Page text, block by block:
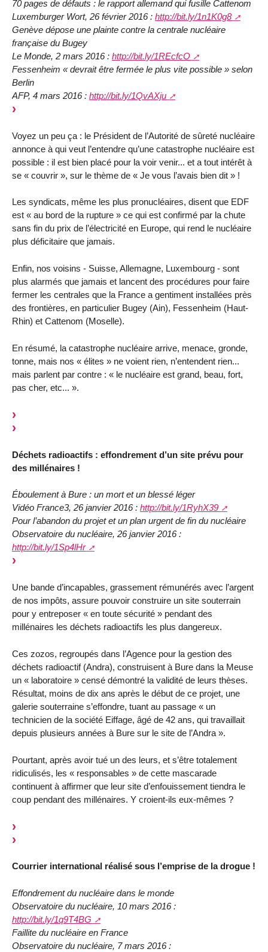
70 pages de défauts : le rapport allemand qui fusille Cattenom
Luxemburger Wort, 26 février 2016 : http://bit.ly/1n1K0g8
Genève dépose une plainte contre la centrale nucléaire
française du Bugey
Le Monde, 2 mars 2016 : http://bit.ly/1REcfcO
Fessenheim « devrait être fermée le plus vite possible » selon
Berlin
AFP, 4 mars 2016 : http://bit.ly/1QvAXju
Voyez un peu ça : le Président de l’Autorité de sûreté nucléaire
annonce à qui veut l’entendre qu’une catastrophe nucléaire est
possible : il est bien placé pour la voir venir... et a tout intérêt à
se « couvrir », sur le thème de « Je vous l’avais bien dit » !
Les syndicats, même les plus pronucléaires, disent que EDF
est « au bord de la rupture » ce qui est confirmé par la chute
sans fin du prix de l’électricité en Europe, qui rend le nucléaire
plus déficitaire que jamais.
Enfin, nos voisins - Suisse, Allemagne, Luxembourg - sont
plus alarmés que jamais et lancent des procédures pour faire
fermer les centrales que la France a gentiment installées près
des frontières, en particulier Bugey (Ain), Fessenheim (Haut-
Rhin) et Cattenom (Moselle).
En résumé, la catastrophe nucléaire arrive, menace, gronde,
tonne, mais nos « élites » ne voient rien, n’entendent rien...
mais parlent par contre : « le nucléaire est grand, beau, fort,
pas cher, etc... ».
Déchets radioactifs : effondrement d’un site prévu pour
des millénaires !
Éboulement à Bure : un mort et un blessé léger
Vidéo France3, 26 janvier 2016 : http://bit.ly/1RyhX39
Pour l’abandon du projet et un plan urgent de fin du nucléaire
Observatoire du nucléaire, 26 janvier 2016 :
http://bit.ly/1Sp4lHr
Une bande d’incapables, grassement rémunérés avec l’argent
de nos impôts, assure pouvoir construire un site souterrain
pour y entreposer « en toute sécurité » pendant des
millénaires les déchets radioactifs les plus dangereux.
Ces zozos, regroupés dans l’Agence pour la gestion des
déchets radioactif (Andra), construisent à Bure dans la Meuse
un « laboratoire » censé démontré la validité de leurs thèses.
Résultat, moins de dix ans après le début de ce projet, une
galerie souterraine s’effondre, tuant au passage « un
technicien de la société Eiffage, âgé de 42 ans, qui travaillait
depuis plusieurs années à Bure sur le site de l’Andra ».
Pourtant, après avoir tué un des leurs, et s’être totalement
ridiculisés, les « responsables » de cette mascarade
continuent à affirmer que leur site d’enfouissement tiendra le
coup pendant des millénaires. Y croient-ils eux-mêmes ?
Courrier international réalisé sous l’emprise de la drogue !
Effondrement du nucléaire dans le monde
Observatoire du nucléaire, 10 mars 2016 :
http://bit.ly/1q9T4BG
Faillite du nucléaire en France
Observatoire du nucléaire, 7 mars 2016 :